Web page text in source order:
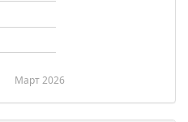
Март 2026